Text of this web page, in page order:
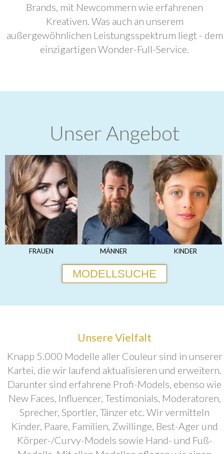
Brands, mit Newcommern wie erfahrenen
Kreativen. Was auch an unserem
außergewöhnlichen Leistungsspektrum liegt - dem
einzigartigen Wonder-Full-Service.
Unser Angebot
FRAUEN MÄNNER KINDER
MODELLSUCHE
Unsere Vielfalt
Knapp 5.000 Modelle aller Couleur sind in unserer
Kartei, die wir laufend aktualisieren und erweitern.
Darunter sind erfahrene Profi-Models, ebenso wie
New Faces, Influencer, Testimonials, Moderatoren,
Sprecher, Sportler, Tänzer etc. Wir vermitteln
Kinder, Paare, Familien, Zwillinge, Best-Ager und
Körper-/Curvy-Models sowie Hand- und Fuß-